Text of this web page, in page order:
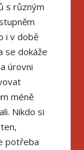
s různým
i v době
se dokáže
úrovni
méně
Nikdo si
potřeba